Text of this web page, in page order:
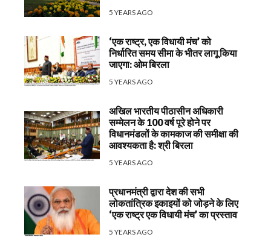
5 YEARS AGO
‘एक राष्ट्र, एक विधायी मंच’ को
निर्धारित समय सीमा के भीतर लागू किया
जाएगा: ओम बिरला
5 YEARS AGO
अखिल भारतीय पीठासीन अधिकारी
सम्मेलन के 100 वर्ष पूरे होने पर
विधानमंडलों के कामकाज की समीक्षा की
आवश्यकता है: श्री बिरला
5 YEARS AGO
प्रधानमंत्री द्वारा देश की सभी
लोकतांत्रिक इकाइयों को जोड़ने के लिए
‘एक राष्ट्र एक विधायी मंच’ का प्रस्ताव
5 YEARS AGO